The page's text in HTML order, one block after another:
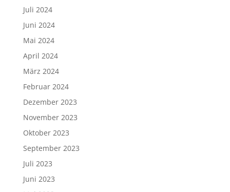
Juli 2024
Juni 2024
Mai 2024
April 2024
März 2024
Februar 2024
Dezember 2023
November 2023
Oktober 2023
September 2023
Juli 2023
Juni 2023